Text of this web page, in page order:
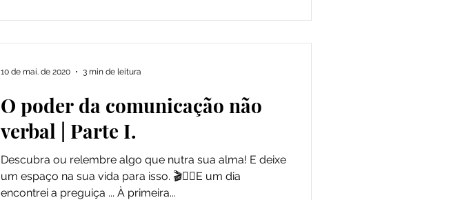
O poder da comunicação não
verbal | Parte I.
Descubra ou relembre algo que nutra sua alma! E deixe
um espaço na sua vida para isso. 🎬✍🏻E um dia
encontrei a preguiça ... À primeira...
10 de mai. de 2020 3 min de leitura